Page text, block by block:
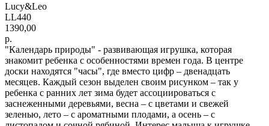
Lucy&Leo
LL440
1390,00
р.
"Календарь природы" - развивающая игрушка, которая
знакомит ребенка с особенностями времен года. В центре
доски находятся "часы", где вместо цифр – двенадцать
месяцев. Каждый сезон выделен своим рисунком – так у
ребенка с ранних лет зима будет ассоциироваться с
заснеженными деревьями, весна – с цветами и свежей
зеленью, лето – с ароматными плодами, а осень – с